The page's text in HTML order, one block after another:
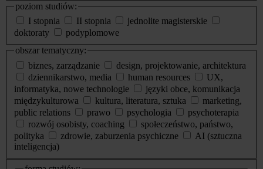
poziom studiów:
I stopnia
II stopnia
jednolite magisterskie
doktoraty
podyplomowe
obszar tematyczny:
biznes, zarządzanie
design, projektowanie, architektura
dziennikarstwo, media
human resources
UX,
informatyka, nowe technologie
języki obce, komunikacja
międzykulturowa
kultura, literatura, sztuka
marketing,
public relations
prawo psychologia
psychoterapia
rozwój osobisty, coaching
społeczeństwo, państwo,
polityka
zdrowie, zaburzenia psychiczne
AI (sztuczna
inteligencja)